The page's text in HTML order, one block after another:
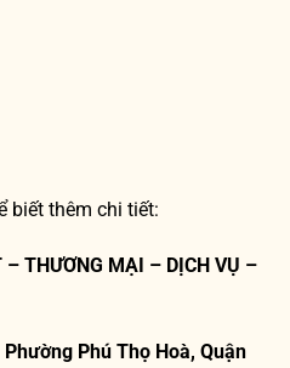
biết thêm chi tiết:
– THƯƠNG MẠI – DỊCH VỤ –
Phú Thọ Hoà, Quận